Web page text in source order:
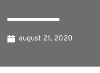
august 21, 2020